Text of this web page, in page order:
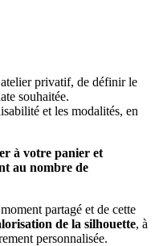
privatif, de définir le
souhaitée.
et les modalités, en
à votre panier et
au nombre de
partagé et de cette
de la silhouette, à
personnalisée.